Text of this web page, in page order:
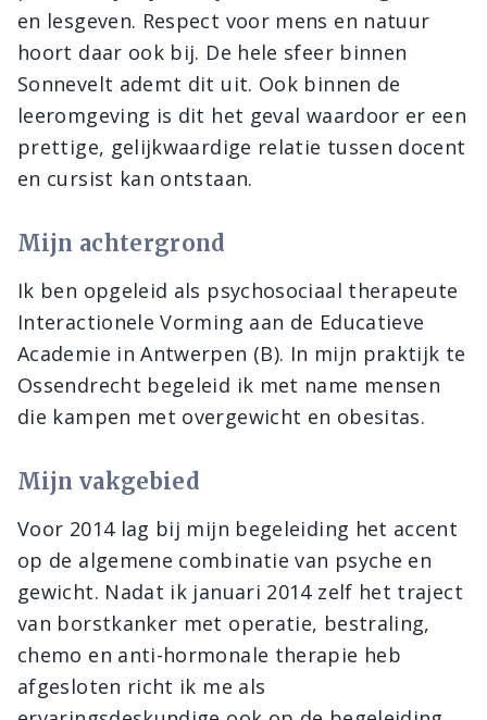
en lesgeven. Respect voor mens en natuur
hoort daar ook bij. De hele sfeer binnen
Sonnevelt ademt dit uit. Ook binnen de
leeromgeving is dit het geval waardoor er een
prettige, gelijkwaardige relatie tussen docent
en cursist kan ontstaan.
Mijn achtergrond
Ik ben opgeleid als psychosociaal therapeute
Interactionele Vorming aan de Educatieve
Academie in Antwerpen (B). In mijn praktijk te
Ossendrecht begeleid ik met name mensen
die kampen met overgewicht en obesitas.
Mijn vakgebied
Voor 2014 lag bij mijn begeleiding het accent
op de algemene combinatie van psyche en
gewicht. Nadat ik januari 2014 zelf het traject
van borstkanker met operatie, bestraling,
chemo en anti-hormonale therapie heb
afgesloten richt ik me als